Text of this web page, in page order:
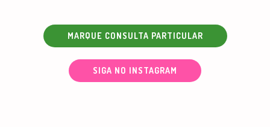
MARQUE CONSULTA PARTICULAR
SIGA NO INSTAGRAM